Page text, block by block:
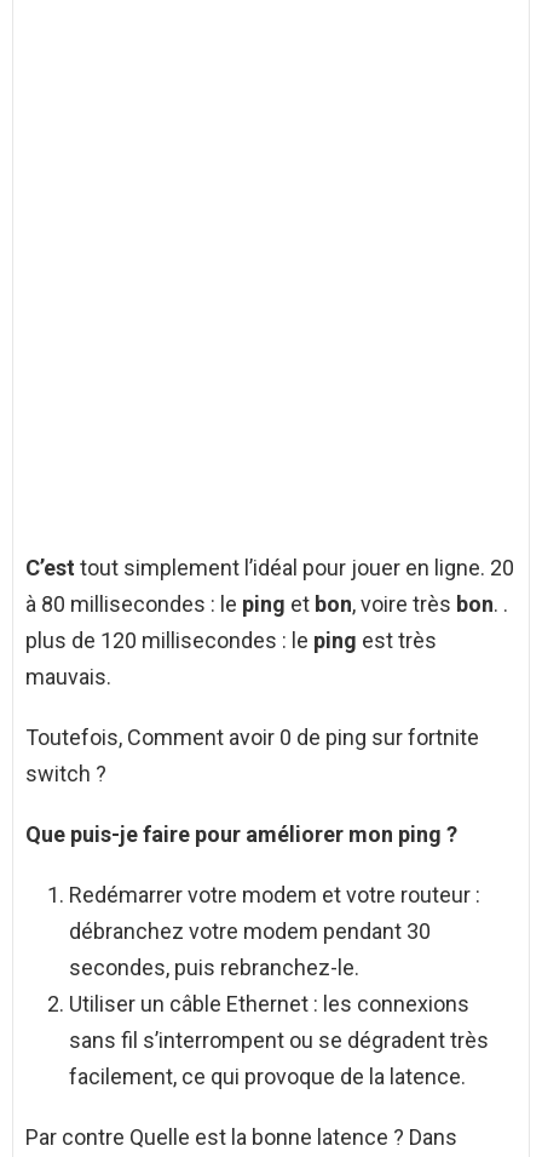
C’est tout simplement l’idéal pour jouer en ligne. 20
à 80 millisecondes : le ping et bon, voire très bon. .
plus de 120 millisecondes : le ping est très
mauvais.
Toutefois, Comment avoir 0 de ping sur fortnite
switch ?
Que puis-je faire pour améliorer mon ping ?
Redémarrer votre modem et votre routeur :
débranchez votre modem pendant 30
secondes, puis rebranchez-le.
Utiliser un câble Ethernet : les connexions
sans fil s’interrompent ou se dégradent très
facilement, ce qui provoque de la latence.
Par contre Quelle est la bonne latence ? Dans